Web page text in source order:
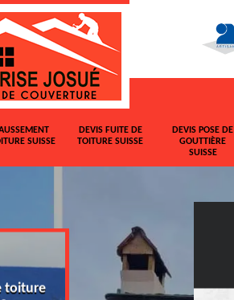
SUISSE
DEVIS FUITE DE
TOITURE SUISSE
DEVIS POSE DE
GOUTTIÈRE
SUISSE
toiture
Devis changement de